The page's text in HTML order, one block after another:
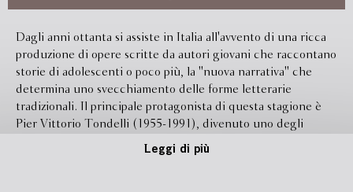
Dagli anni ottanta si assiste in Italia all'avvento di una ricca
produzione di opere scritte da autori giovani che raccontano
storie di adolescenti o poco più, la ''nuova narrativa'' che
determina uno svecchiamento delle forme letterarie
tradizionali. Il principale protagonista di questa stagione è
Pier Vittorio Tondelli (1955-1991), divenuto uno degli
scrittori più significativi dell'ultimo mezzo secolo. Nei suoi
Leggi di più